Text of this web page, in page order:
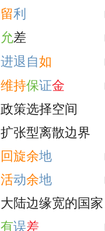
留利
允差
进退 自如
维持保证金
政策选择空间
扩张型离散边界
回旋余地
活动余地
大陆边缘宽的国家
有误差